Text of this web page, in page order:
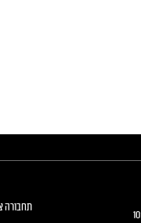
תחבורה